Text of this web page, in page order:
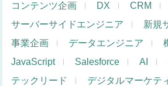
コンテンツ企画
DX CRM
サーバーサイドエンジニア
新規
事業企画
データエンジニア
JavaScript
Salesforce AI
テックリード
デジタルマーケテ